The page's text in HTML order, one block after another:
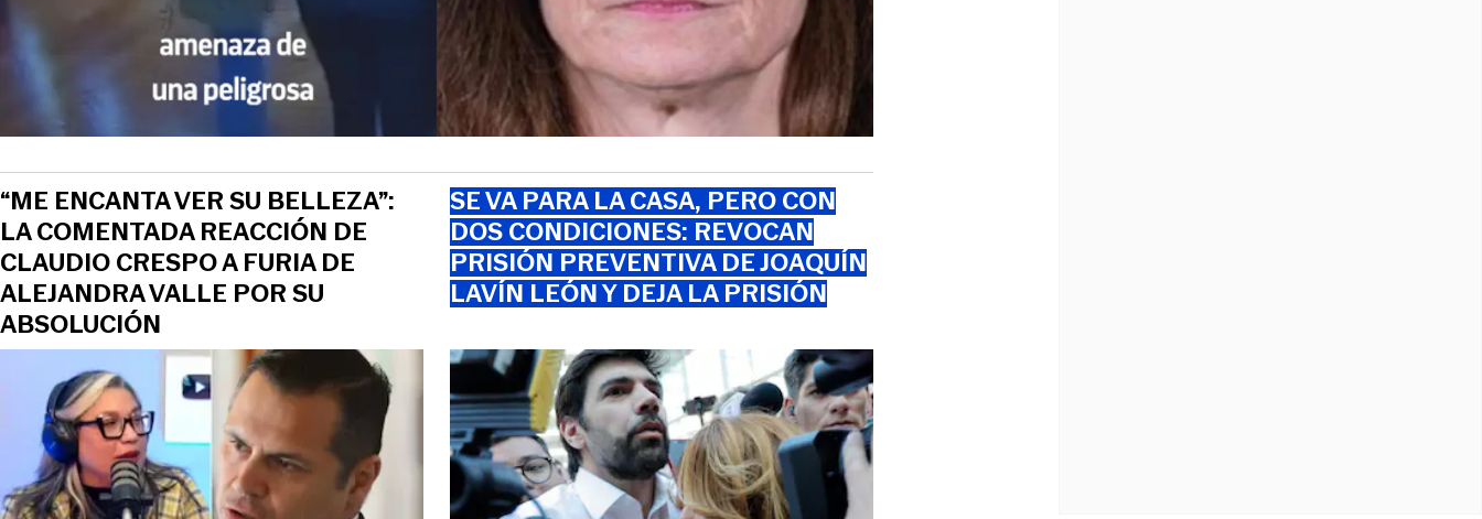
“ME ENCANTA VER SU BELLEZA”:
LA COMENTADA REACCIÓN DE
CLAUDIO CRESPO A FURIA DE
ALEJANDRA VALLE POR SU
ABSOLUCIÓN
SE VA PARA LA CASA, PERO CON
DOS CONDICIONES: REVOCAN
PRISIÓN PREVENTIVA DE JOAQUÍN
LAVÍN LEÓN Y DEJA LA PRISIÓN